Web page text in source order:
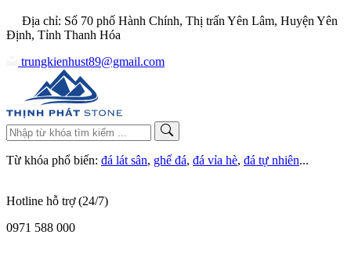
Địa chỉ: Số 70 phố Hành Chính, Thị trấn Yên Lâm, Huyện Yên
Định, Tỉnh Thanh Hóa
trungkienhust89@gmail.com
Từ khóa phổ biến: đá lát sân, ghế đá, đá vỉa hè, đá tự nhiên...
Hotline hỗ trợ (24/7)
0971 588 000